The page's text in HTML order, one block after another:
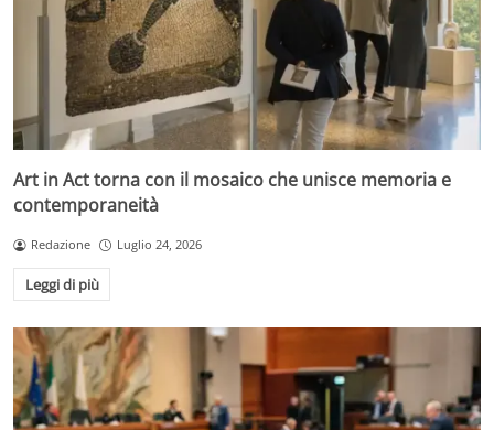
Art in Act torna con il mosaico che unisce memoria e
contemporaneità
Redazione Luglio 24, 2026
Leggi di più